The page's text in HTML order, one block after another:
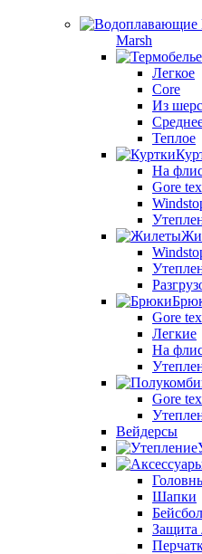
Marsh
Легкое
Core
Из
Теплое
На
Gore tex
Gore tex
Легкие
На
Gore tex
Вейдерсы
Шапки
Защита